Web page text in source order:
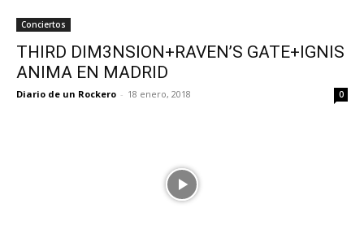
Conciertos
THIRD DIM3NSION+RAVEN’S GATE+IGNIS
ANIMA EN MADRID
Diario de un Rockero - 18 enero, 2018 0